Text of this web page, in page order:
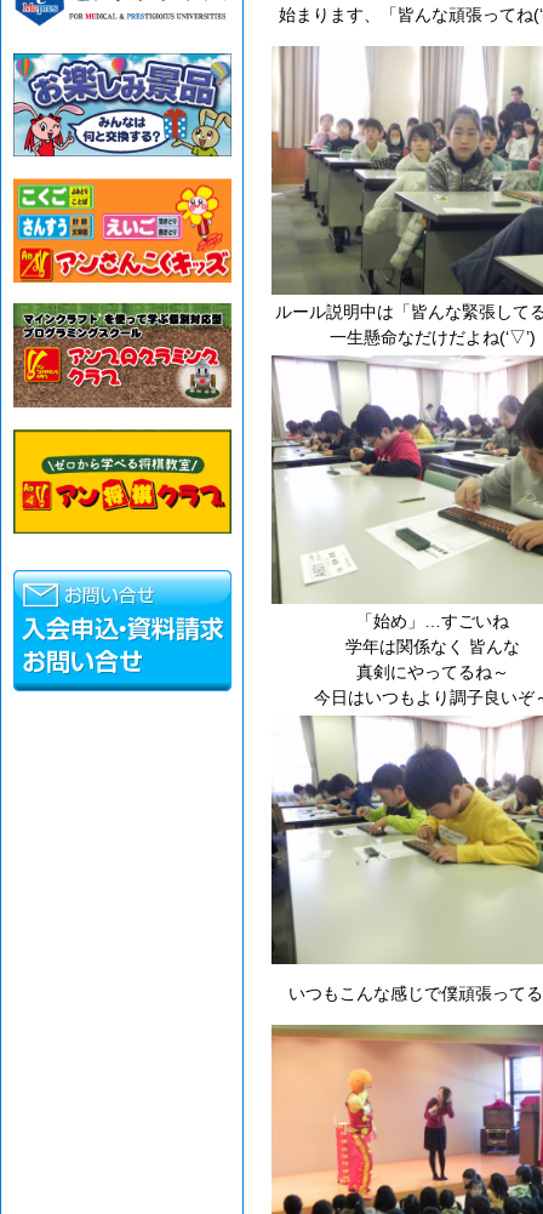
始まります、「皆んな頑張ってね
ルール説明中は「皆んな緊張して
一生懸命なだけだよね(‘▽’)
「始め」…すごいね
学年は関係なく 皆んな
真剣にやってるね～
今日はいつもより調子良いぞ
いつもこんな感じで僕頑張って